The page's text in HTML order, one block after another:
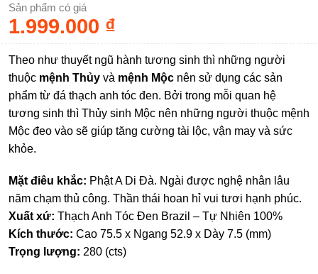
Sản phẩm có giá
1.999.000 ₫
Theo như thuyết ngũ hành tương sinh thì những người
thuộc mệnh Thủy và mệnh Mộc nên sử dụng các sản
phẩm từ đá thạch anh tóc đen. Bởi trong mỗi quan hệ
tương sinh thì Thủy sinh Mộc nên những người thuộc mệnh
Mộc đeo vào sẽ giúp tăng cường tài lộc, vận may và sức
khỏe.
Mặt điêu khắc: Phật A Di Đà. Ngài được nghệ nhân lâu
năm chạm thủ công. Thần thái hoan hỉ vui tươi hạnh phúc.
Xuất xứ: Thạch Anh Tóc Đen Brazil – Tự Nhiên 100%
Kích thước: Cao 75.5 x Ngang 52.9 x Dày 7.5 (mm)
Trọng lượng: 280 (cts)